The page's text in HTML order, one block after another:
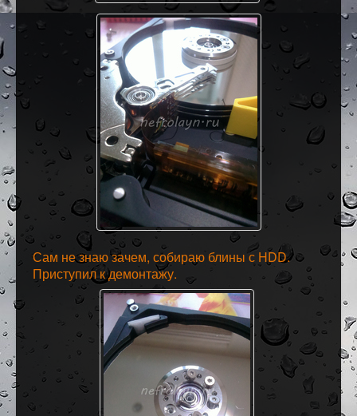
Сам не знаю зачем, собираю блины с HDD.
Приступил к демонтажу.